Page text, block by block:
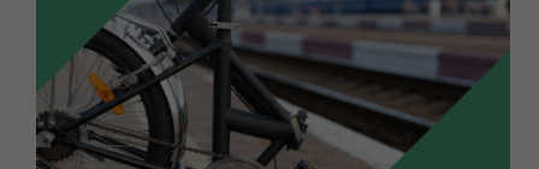
Contenus
externes
Ces cookies
sont
nécessaires si